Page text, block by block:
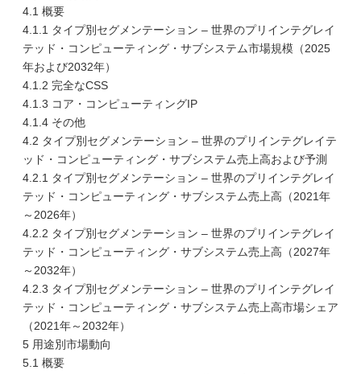
4.1 概要
4.1.1 タイプ別セグメンテーション – 世界のプリインテグレイ
テッド・コンピューティング・サブシステム市場規模（2025
年および2032年）
4.1.2 完全なCSS
4.1.3 コア・コンピューティングIP
4.1.4 その他
4.2 タイプ別セグメンテーション – 世界のプリインテグレイテ
ッド・コンピューティング・サブシステム売上高および予測
4.2.1 タイプ別セグメンテーション – 世界のプリインテグレイ
テッド・コンピューティング・サブシステム売上高（2021年
～2026年）
4.2.2 タイプ別セグメンテーション – 世界のプリインテグレイ
テッド・コンピューティング・サブシステム売上高（2027年
～2032年）
4.2.3 タイプ別セグメンテーション – 世界のプリインテグレイ
テッド・コンピューティング・サブシステム売上高市場シェア
（2021年～2032年）
5 用途別市場動向
5.1 概要